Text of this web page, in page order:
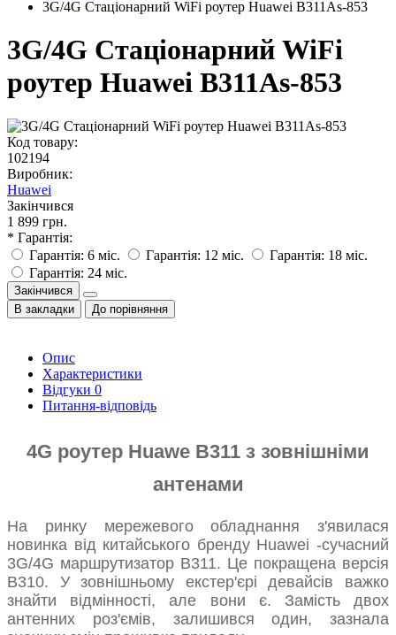
3G/4G Стаціонарний WiFi роутер Huawei B311As-853
3G/4G Стаціонарний WiFi
роутер Huawei B311As-853
Код товару:
102194
Виробник:
Huawei
Закінчився
1 899 грн.
* Гарантія:
Гарантія: 6 міс.
Гарантія: 12 міс.
Гарантія: 18 міс.
Гарантія: 24 міс.
Закінчився
В закладки
До порівняння
Опис
Характеристики
Відгуки 0
Питання-відповідь
4G роутер Huawe В311 з зовнішніми
антенами
На ринку мережевого обладнання з'явилася
новинка від китайського бренду Huawei -сучасний
3G/4G маршрутизатор В311. Це покращена версія
В310. У зовнішньому екстер'єрі девайсів важко
знайти відмінності, але вони є. Замість двох
антенних роз'ємів, залишився один, зазнала